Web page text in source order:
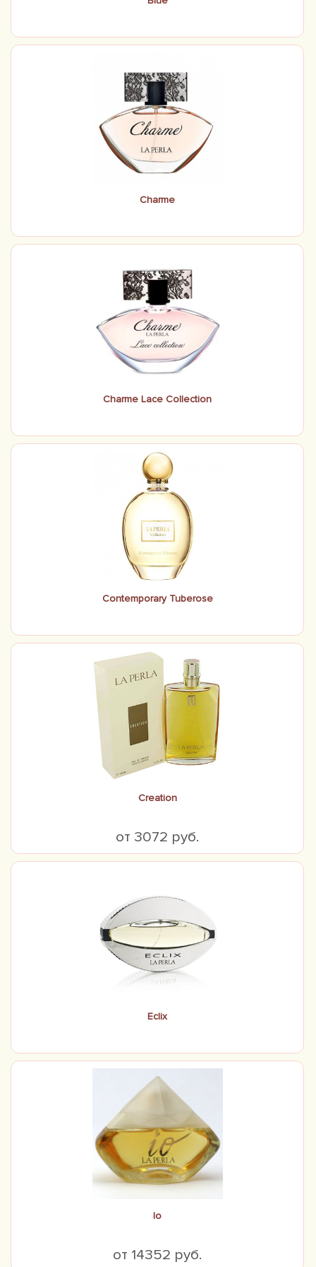
Charme
Charme Lace Collection
Contemporary Tuberose
Creation
от 3072 руб.
Eclix
Io
от 14352 руб.